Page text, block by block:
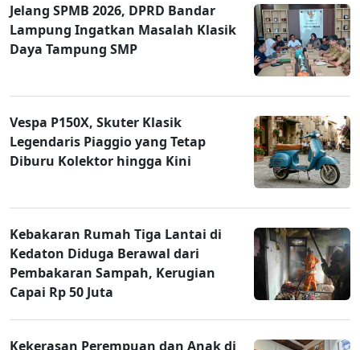
Jelang SPMB 2026, DPRD Bandar
Lampung Ingatkan Masalah Klasik
Daya Tampung SMP
Vespa P150X, Skuter Klasik
Legendaris Piaggio yang Tetap
Diburu Kolektor hingga Kini
Kebakaran Rumah Tiga Lantai di
Kedaton Diduga Berawal dari
Pembakaran Sampah, Kerugian
Capai Rp 50 Juta
Kekerasan Perempuan dan Anak di